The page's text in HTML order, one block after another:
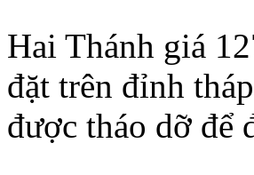
Hai Thánh giá
đặt trên đỉnh
được tháo dỡ để